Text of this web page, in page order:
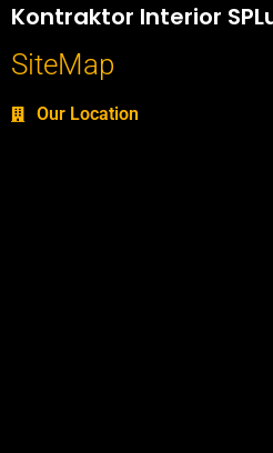
Kontraktor Interior
SiteMap
Our Location